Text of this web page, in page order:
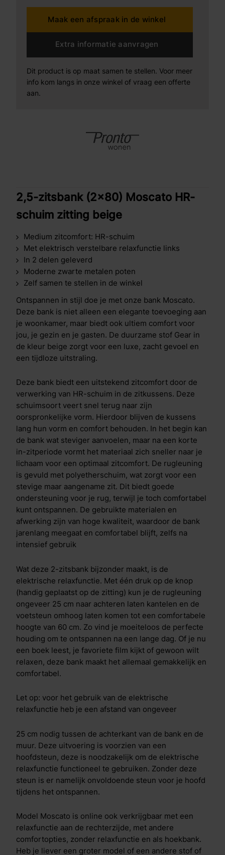
Maak een afspraak in de winkel
Extra informatie aanvragen
Dit product is op maat samen te stellen. Voor meer
info kom langs in onze winkel of vraag een offerte
aan.
2,5-zitsbank (2x80) Moscato HR-
schuim zitting beige
Medium zitcomfort: HR-schuim
Met elektrisch verstelbare relaxfunctie links
In 2 delen geleverd
Moderne zwarte metalen poten
Zelf samen te stellen in de winkel
Ontspannen in stijl doe je met onze bank Moscato.
Deze bank is niet alleen een elegante toevoeging aan
je woonkamer, maar biedt ook ultiem comfort voor
jou, je gezin en je gasten. De duurzame stof Gear in
de kleur beige zorgt voor een luxe, zacht gevoel en
een tijdloze uitstraling.
Deze bank biedt een uitstekend zitcomfort door de
verwerking van HR-schuim in de zitkussens. Deze
schuimsoort veert snel terug naar zijn
oorspronkelijke vorm. Hierdoor blijven de kussens
lang hun vorm en comfort behouden. In het begin kan
de bank wat steviger aanvoelen, maar na een korte
in-zitperiode vormt het materiaal zich sneller naar je
lichaam voor een optimaal zitcomfort. De rugleuning
is gevuld met polyetherschuim, wat zorgt voor een
stevige maar aangename zit. Dit biedt goede
ondersteuning voor je rug, terwijl je toch comfortabel
kunt ontspannen. De gebruikte materialen en
afwerking zijn van hoge kwaliteit, waardoor de bank
jarenlang meegaat en comfortabel blijft, zelfs na
intensief gebruik
Wat deze 2-zitsbank bijzonder maakt, is de
elektrische relaxfunctie. Met één druk op de knop
(handig geplaatst op de zitting) kun je de rugleuning
ongeveer 25 cm naar achteren laten kantelen en de
voetsteun omhoog laten komen tot een comfortabele
hoogte van 60 cm. Zo vind je moeiteloos de perfecte
houding om te ontspannen na een lange dag. Of je nu
een boek leest, je favoriete film kijkt of gewoon wilt
relaxen, deze bank maakt het allemaal gemakkelijk en
comfortabel.
Let op: voor het gebruik van de elektrische
relaxfunctie heb je een afstand van ongeveer
25 cm nodig tussen de achterkant van de bank en de
muur. Deze uitvoering is voorzien van een
hoofdsteun, deze is noodzakelijk om de elektrische
relaxfunctie functioneel te gebruiken. Zonder deze
steun is er namelijk onvoldoende steun voor je hoofd
tijdens het ontspannen.
Model Moscato is online ook verkrijgbaar met een
relaxfunctie aan de rechterzijde, met andere
comfortopties, zonder relaxfunctie en als hoekbank.
Heb je liever een groter model of een andere stof of